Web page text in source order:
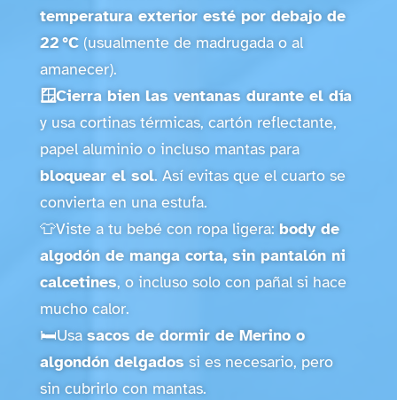
temperatura exterior esté por debajo de
22 °C(usualmente de madrugada o al
amanecer).
🪟Cierra bien las ventanas durante el día
y usa cortinas térmicas, cartón reflectante,
papel aluminio o incluso mantas para
bloquear el sol. Así evitas que el cuarto se
convierta en una estufa.
👕Viste a tu bebé con ropa ligera: body de
algodón de manga corta, sin pantalón ni
calcetines, o incluso solo con pañal si hace
mucho calor.
🛏️Usa sacos de dormir de Merino o
algondón delgados si es necesario, pero
sin cubrirlo con mantas.